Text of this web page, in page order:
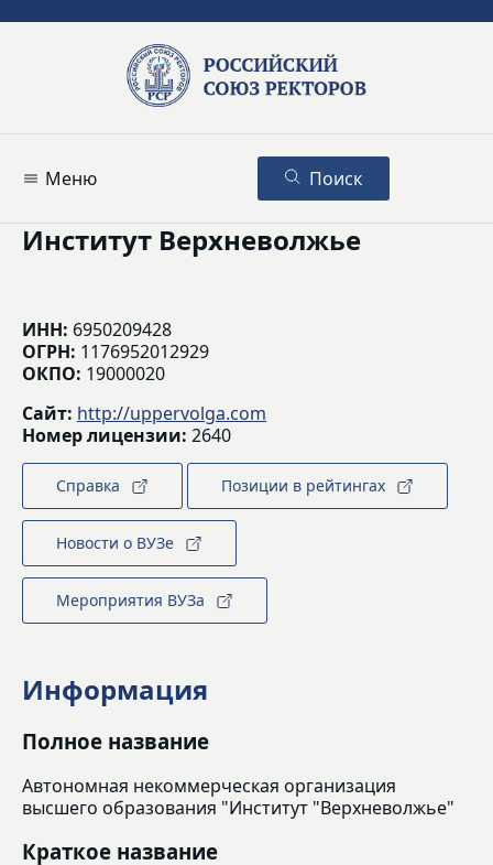
Меню Поиск
Институт Верхневолжье
ИНН: 6950209428
ОГРН: 1176952012929
ОКПО: 19000020
Сайт: http://uppervolga.com
Номер лицензии: 2640
Справка Позиции в рейтингах
Новости о ВУЗе
Мероприятия ВУЗа
Информация
Полное название
Автономная некоммерческая организация
высшего образования "Институт "Верхневолжье"
Краткое название